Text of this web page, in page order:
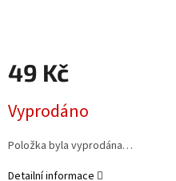
49 Kč
cena:
Vyprodáno
Položka byla vyprodána…
Detailní informace